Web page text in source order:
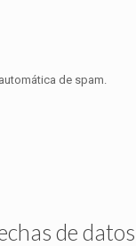
de spam.
de datos